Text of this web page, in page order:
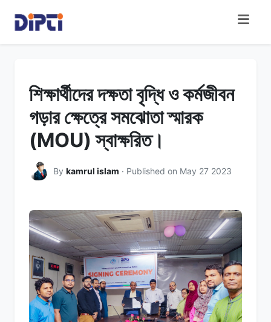
শিক্ষার্থীদের দক্ষতা বৃদ্ধি ও কর্মজীবন
গড়ার ক্ষেত্রে সমঝোতা স্মারক
(MOU) স্বাক্ষরিত।
By kamrul islam · Published on May 27 2023